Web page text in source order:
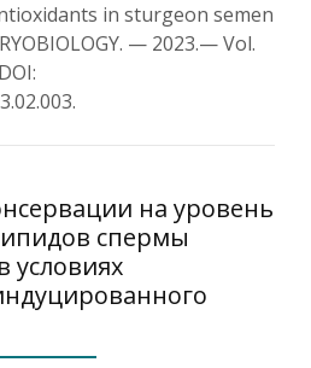
in sturgeon semen
— 2023.— Vol.
на уровень
спермы
условиях